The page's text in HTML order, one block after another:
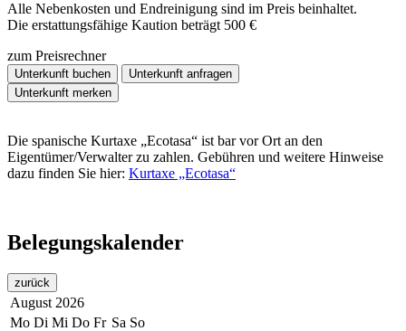
Alle Nebenkosten und Endreinigung sind im Preis beinhaltet.
Die erstattungsfähige Kaution beträgt 500 €
zum Preisrechner
Unterkunft buchen
Unterkunft anfragen
Unterkunft merken
Die spanische Kurtaxe „Ecotasa“ ist bar vor Ort an den
Eigentümer/Verwalter zu zahlen. Gebühren und weitere Hinweise
dazu finden Sie hier: Kurtaxe „Ecotasa“
Belegungskalender
zurück
August 2026
Mo Di Mi Do Fr Sa So